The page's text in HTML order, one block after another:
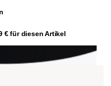
€ für diesen Artikel